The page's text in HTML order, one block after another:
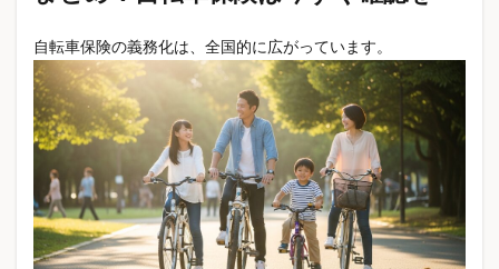
自転車保険の義務化は、全国的に広がっています。